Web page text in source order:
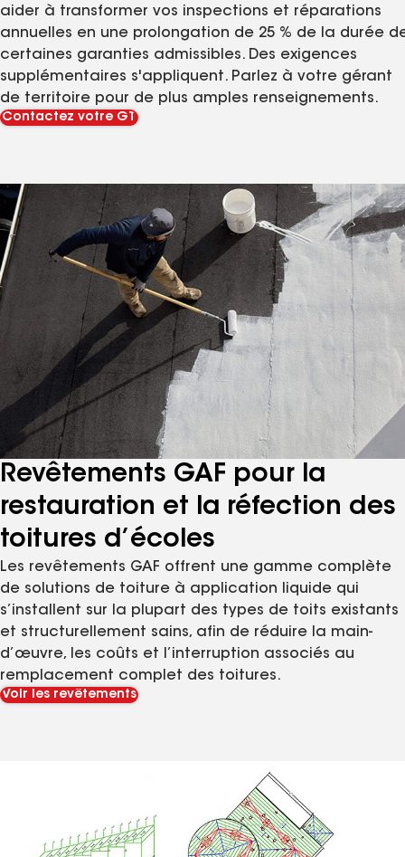
aider à transformer vos inspections et réparations
annuelles en une prolongation de 25 % de la durée
certaines garanties admissibles. Des exigences
supplémentaires s'appliquent. Parlez à votre gérant
de territoire pour de plus amples renseignements.
Contactez votre GT
Revêtements GAF pour la
restauration et la réfection des
toitures d’écoles
Les revêtements GAF offrent une gamme complète
de solutions de toiture à application liquide qui
s’installent sur la plupart des types de toits existants
et structurellement sains, afin de réduire la main-
d’œuvre, les coûts et l’interruption associés au
remplacement complet des toitures.
Voir les revêtements